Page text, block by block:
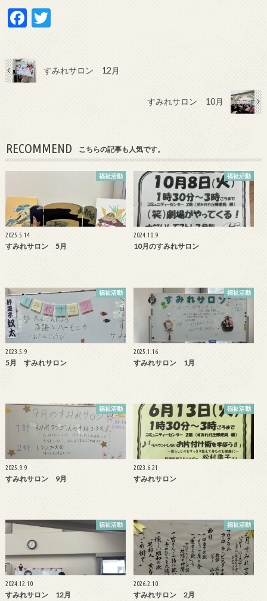
F
e
b
T
er
すみれサロン 12月
すみれサロン 10月
RECOMMEND こちらの記事も人気です。
福祉活動
2025.5.14
すみれサロン 5月
福祉活動
2024.10.9
10月のすみれサロン
福祉活動
2023.5.9
5月 すみれサロン
福祉活動
2025.1.16
すみれサロン 1月
福祉活動
2025.9.9
すみれサロン 9月
福祉活動
2023.6.21
すみれサロン
福祉活動
2024.12.10
すみれサロン 12月
福祉活動
2026.2.10
すみれサロン 2月